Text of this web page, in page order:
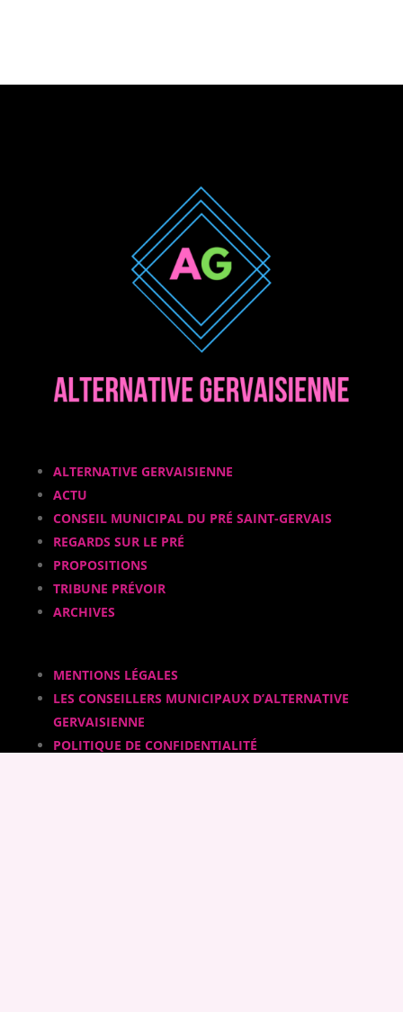
ALTERNATIVE GERVAISIENNE
ACTU
CONSEIL MUNICIPAL DU PRÉ SAINT-GERVAIS
REGARDS SUR LE PRÉ
PROPOSITIONS
TRIBUNE PRÉVOIR
ARCHIVES
MENTIONS LÉGALES
LES CONSEILLERS MUNICIPAUX D’ALTERNATIVE
GERVAISIENNE
POLITIQUE DE CONFIDENTIALITÉ